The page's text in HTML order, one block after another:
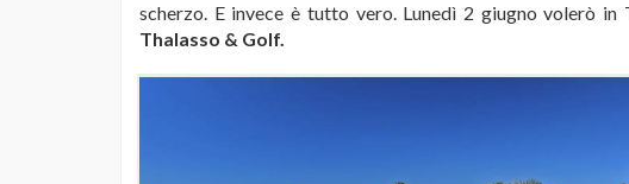
scherzo. E invece è tutto vero. Lunedì 2 giugno volerò
Thalasso & Golf.